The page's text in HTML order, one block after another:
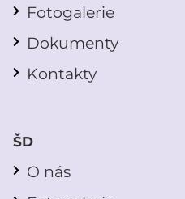
Fotogalerie
Dokumenty
Kontakty
ŠD
O nás